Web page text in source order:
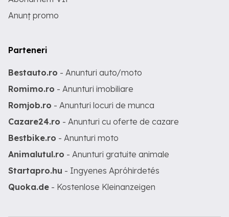
Anunț promo
Parteneri
Bestauto.ro - Anunturi auto/moto
Romimo.ro - Anunturi imobiliare
Romjob.ro - Anunturi locuri de munca
Cazare24.ro - Anunturi cu oferte de cazare
Bestbike.ro - Anunturi moto
Animalutul.ro - Anunturi gratuite animale
Startapro.hu - Ingyenes Apróhirdetés
Quoka.de - Kostenlose Kleinanzeigen